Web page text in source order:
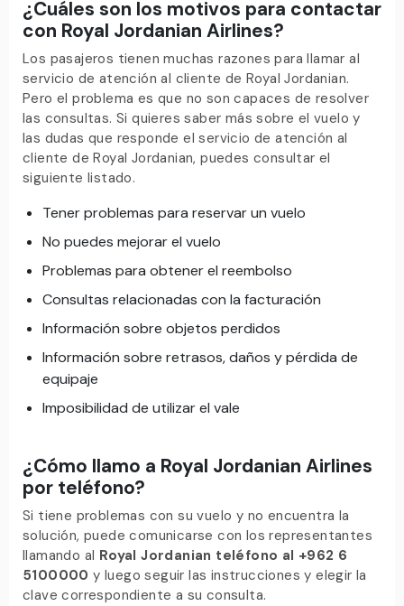
¿Cuáles son los motivos para contactar
con Royal Jordanian Airlines?
Los pasajeros tienen muchas razones para llamar al
servicio de atención al cliente de Royal Jordanian.
Pero el problema es que no son capaces de resolver
las consultas. Si quieres saber más sobre el vuelo y
las dudas que responde el servicio de atención al
cliente de Royal Jordanian, puedes consultar el
siguiente listado.
Tener problemas para reservar un vuelo
No puedes mejorar el vuelo
Problemas para obtener el reembolso
Consultas relacionadas con la facturación
Información sobre objetos perdidos
Información sobre retrasos, daños y pérdida de
equipaje
Imposibilidad de utilizar el vale
¿Cómo llamo a Royal Jordanian Airlines
por teléfono?
Si tiene problemas con su vuelo y no encuentra la
solución, puede comunicarse con los representantes
llamando al Royal Jordanian teléfono al +962 6
5100000 y luego seguir las instrucciones y elegir la
clave correspondiente a su consulta.